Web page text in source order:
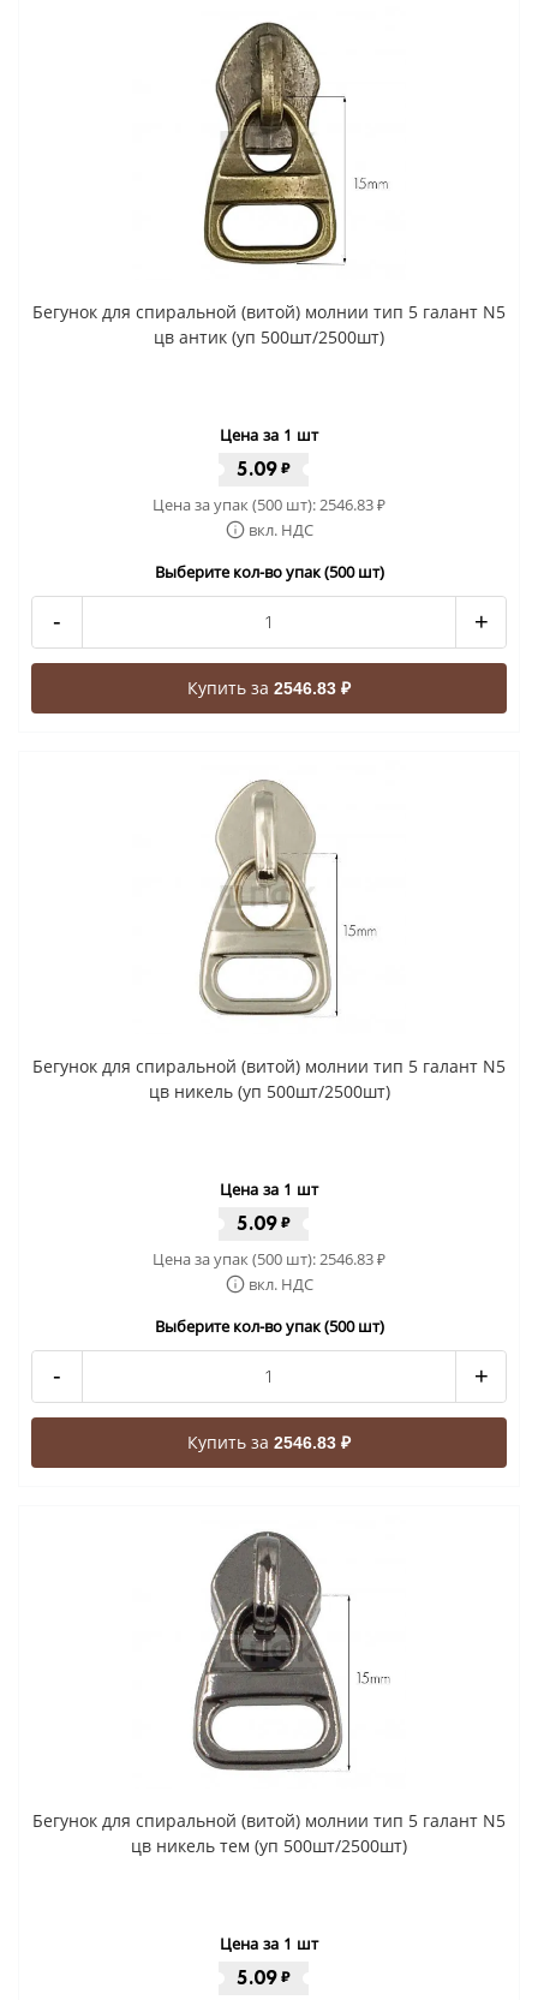
Бегунок для спиральной (витой) молнии тип 5 галант N5
цв антик (уп 500шт/2500шт)
Цена за 1 шт
5.09 ₽
Цена за упак (500 шт): 2546.83₽
вкл. НДС
Выберите кол-во упак (500 шт)
- +
Купить за 2546.83 ₽
Бегунок для спиральной (витой) молнии тип 5 галант N5
цв никель (уп 500шт/2500шт)
Цена за 1 шт
5.09 ₽
Цена за упак (500 шт): 2546.83₽
вкл. НДС
Выберите кол-во упак (500 шт)
- +
Купить за 2546.83 ₽
Бегунок для спиральной (витой) молнии тип 5 галант N5
цв никель тем (уп 500шт/2500шт)
Цена за 1 шт
5.09 ₽